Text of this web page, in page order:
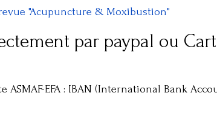
revue "Acupuncture & Moxibustion"
par paypal ou
EFA : IBAN (International Bank